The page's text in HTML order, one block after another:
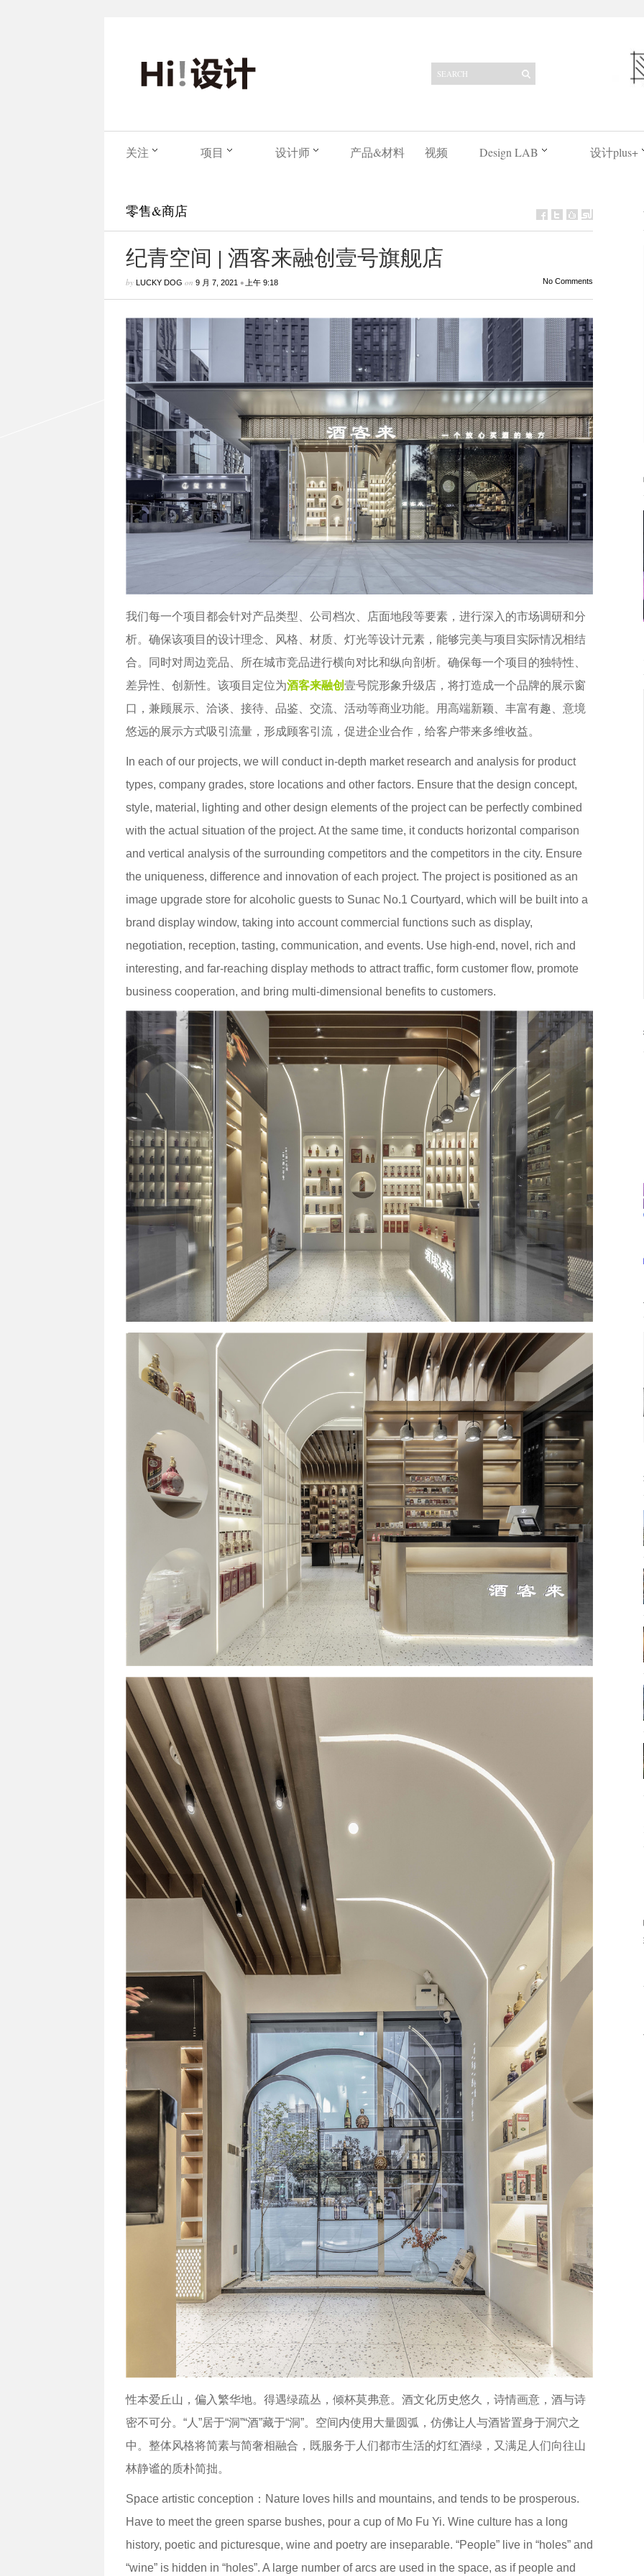
关注 项目 设计师 产品&材料 视频 Design LAB 设计plus+
零售&商店
纪青空间 | 酒客来融创壹号旗舰店
by LUCKY DOG on 9 月 7, 2021• 上午 9:18 No Comments
我们每一个项目都会针对产品类型、公司档次、店面地段等要素，进行深入的市场调研和分
析。确保该项目的设计理念、风格、材质、灯光等设计元素，能够完美与项目实际情况相结
合。同时对周边竞品、所在城市竞品进行横向对比和纵向剖析。确保每一个项目的独特性、
差异性、创新性。该项目定位为酒客来融创壹号院形象升级店，将打造成一个品牌的展示窗
口，兼顾展示、洽谈、接待、品鉴、交流、活动等商业功能。用高端新颖、丰富有趣、意境
悠远的展示方式吸引流量，形成顾客引流，促进企业合作，给客户带来多维收益。
In each of our projects, we will conduct in-depth market research and analysis for product
types, company grades, store locations and other factors. Ensure that the design concept,
style, material, lighting and other design elements of the project can be perfectly combined
with the actual situation of the project. At the same time, it conducts horizontal comparison
and vertical analysis of the surrounding competitors and the competitors in the city. Ensure
the uniqueness, difference and innovation of each project. The project is positioned as an
image upgrade store for alcoholic guests to Sunac No.1 Courtyard, which will be built into a
brand display window, taking into account commercial functions such as display,
negotiation, reception, tasting, communication, and events. Use high-end, novel, rich and
interesting, and far-reaching display methods to attract traffic, form customer flow, promote
business cooperation, and bring multi-dimensional benefits to customers.
性本爱丘山，偏入繁华地。得遇绿疏丛，倾杯莫弗意。酒文化历史悠久，诗情画意，酒与诗
密不可分。“人”居于“洞”“酒”藏于“洞”。空间内使用大量圆弧，仿佛让人与酒皆置身于洞穴之
中。整体风格将简素与简奢相融合，既服务于人们都市生活的灯红酒绿，又满足人们向往山
林静谧的质朴简拙。
Space artistic conception：Nature loves hills and mountains, and tends to be prosperous.
Have to meet the green sparse bushes, pour a cup of Mo Fu Yi. Wine culture has a long
history, poetic and picturesque, wine and poetry are inseparable. “People” live in “holes” and
“wine” is hidden in “holes”. A large number of arcs are used in the space, as if people and